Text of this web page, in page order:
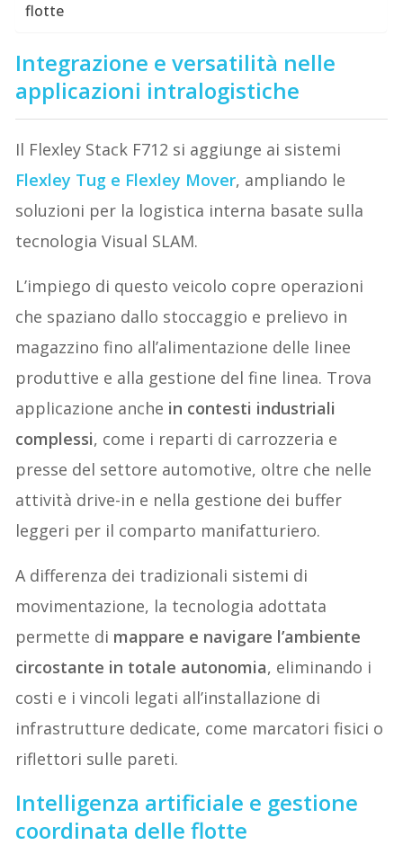
flotte
Integrazione e versatilità nelle
applicazioni intralogistiche
Il Flexley Stack F712 si aggiunge ai sistemi
Flexley Tug e Flexley Mover, ampliando le
soluzioni per la logistica interna basate sulla
tecnologia Visual SLAM.
L’impiego di questo veicolo copre operazioni
che spaziano dallo stoccaggio e prelievo in
magazzino fino all’alimentazione delle linee
produttive e alla gestione del fine linea. Trova
applicazione anche in contesti industriali
complessi, come i reparti di carrozzeria e
presse del settore automotive, oltre che nelle
attività drive-in e nella gestione dei buffer
leggeri per il comparto manifatturiero.
A differenza dei tradizionali sistemi di
movimentazione, la tecnologia adottata
permette di mappare e navigare l’ambiente
circostante in totale autonomia, eliminando i
costi e i vincoli legati all’installazione di
infrastrutture dedicate, come marcatori fisici o
riflettori sulle pareti.
Intelligenza artificiale e gestione
coordinata delle flotte